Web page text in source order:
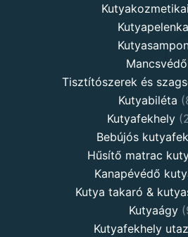
Kutyapelenka
Mancsvédő
Tisztítószerek és
Kutyabiléta
Kutyafekhely
Bebújós
Hűsítő matrac
Kanapévédő
Kutya takaró &
Kutyaágy
Kutyafekhely